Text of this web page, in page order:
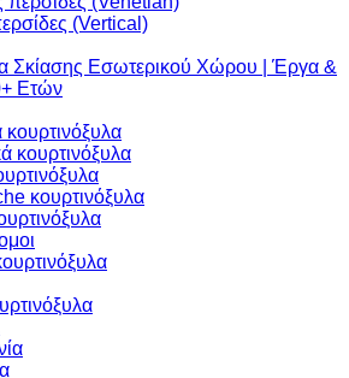
(Vertical)
Σκίασης Εσωτερικού Χώρου | Έργα &
Ετών
κουρτινόξυλα
κουρτινόξυλα
κουρτινόξυλα